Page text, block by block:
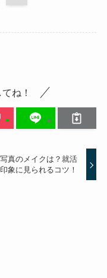
ね！
真のメイクは？就活
象に見られるコツ！